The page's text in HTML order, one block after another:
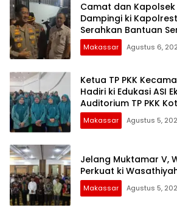
Camat dan
Dampingi ki
Serahkan Bantuan
Bontoduri
Makassar Agustus 6,
Ketua TP PKK
Hadiri ki Edukasi ASI
Auditorium TP PKK
Makassar Agustus 5,
Jelang Muktamar V,
Perkuat ki
Makassar Agustus 5,